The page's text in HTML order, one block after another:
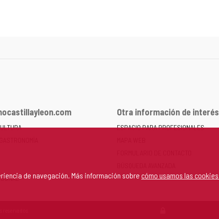
de navegación. Más información sobre cómo usamos las
Otra información de interés
ESPACIO PARA PROFESIONALES